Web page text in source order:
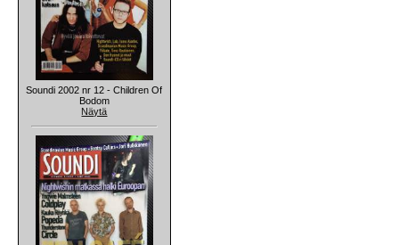
Soundi 2002 nr 12 - Children Of
Bodom
Näytä